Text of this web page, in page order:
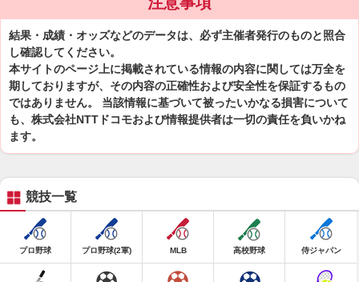
結果・成績・オッズなどのデータは、必ず主催者発行のものと照合
し確認してください。
本サイトのページ上に掲載されている情報の内容に関しては万全を
期しておりますが、その内容の正確性および安全性を保証するもの
ではありません。 当該情報に基づいて被ったいかなる損害について
も、株式会社NTTドコモおよび情報提供者は一切の責任を負いかね
ます。
競技一覧
プロ野球 プロ野球(2軍) MLB 高校野球 侍ジャパン